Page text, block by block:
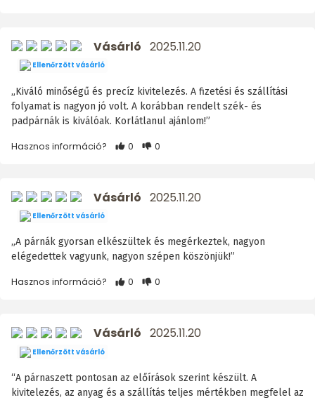
Vásárló 2025.11.20
Ellenőrzött vásárló
„Kiváló minőségű és precíz kivitelezés. A fizetési és szállítási
folyamat is nagyon jó volt. A korábban rendelt szék- és
padpárnák is kiválóak. Korlátlanul ajánlom!”
Hasznos információ? 0 0
Vásárló 2025.11.20
Ellenőrzött vásárló
„A párnák gyorsan elkészültek és megérkeztek, nagyon
elégedettek vagyunk, nagyon szépen köszönjük!”
Hasznos információ? 0 0
Vásárló 2025.11.20
Ellenőrzött vásárló
“A párnaszett pontosan az előírások szerint készült. A
kivitelezés, az anyag és a szállítás teljes mértékben megfelel az